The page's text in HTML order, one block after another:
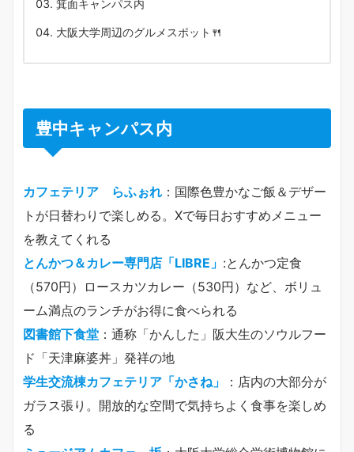
箕面キャンパス内
大阪大学周辺のグルメスポット🍴
豊中キャンパス内
カフェテリア らふぉれ ：国際色豊かなご飯＆デザー
トが日替わりで楽しめる。Xで毎日おすすめメニュー
を教えてくれる
とんかつ＆カレー専門店「LIBRE」 :とんかつ定食
（570円）ロースカツカレー（530円）など、ボリュ
ーム満点のランチがお得に食べられる
図書館下食堂 ：通称「かんした」阪大生のソウルフー
ド「天津麻婆丼」発祥の地
学生交流棟カフェテリア「かさね」
：店内の大部分が
ガラス張り。開放的な空間で気持ちよく食事を楽しめ
る